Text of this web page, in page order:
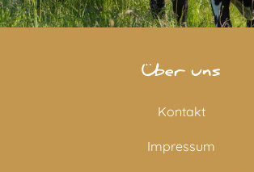
Über uns
Kontakt
Impressum